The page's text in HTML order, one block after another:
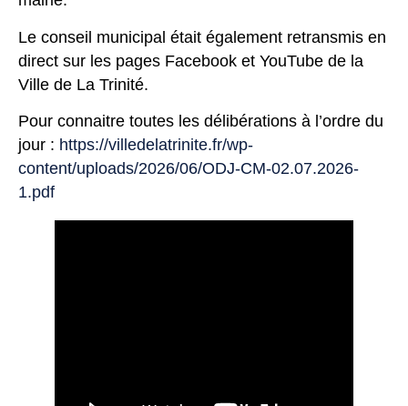
Le conseil municipal était également retransmis en
direct sur les pages Facebook et YouTube de la
Ville de La Trinité.
Pour connaitre toutes les délibérations à l’ordre du
jour : https://villedelatrinite.fr/wp-
content/uploads/2026/06/ODJ-CM-02.07.2026-
1.pdf